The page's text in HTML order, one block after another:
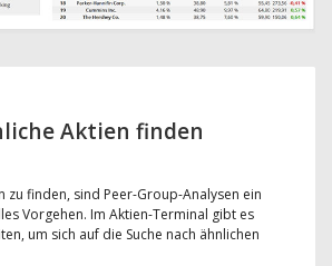
Aktien finden
zu finden, sind Peer-Group-Analysen ein
Vorgehen. Im Aktien-Terminal gibt es
um sich auf die Suche nach ähnlichen